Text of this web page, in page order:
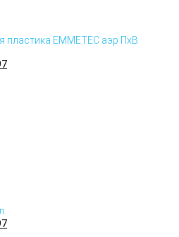
пластика EMMETEC аэр ПхВ